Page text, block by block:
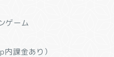
ゲーム
課金あり）